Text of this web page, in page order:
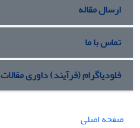
ارسال مقاله
تماس با ما
فلودیاگرام (فرآیند) داوری مقالات
صفحه اصلی